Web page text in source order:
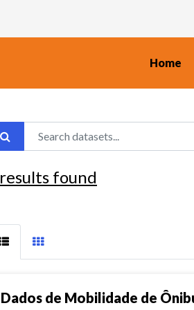
Home
results found
Dados de Mobilidade de